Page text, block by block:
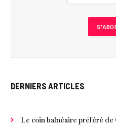
DERNIERS ARTICLES
Le coin balnéaire préféré de